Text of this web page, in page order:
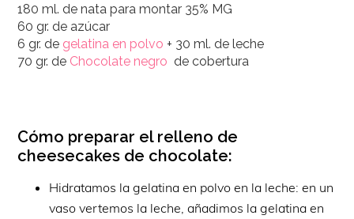
180 ml. de nata para montar 35% MG
60 gr. de azúcar
6 gr. de gelatina en polvo + 30 ml. de leche
70 gr. de Chocolate negro de cobertura
Cómo preparar el relleno de
cheesecakes de chocolate:
Hidratamos la gelatina en polvo en la leche: en un
vaso vertemos la leche, añadimos la gelatina en